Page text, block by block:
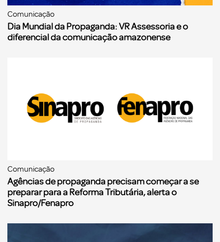
Comunicação
Dia Mundial da Propaganda: VR Assessoria e o
diferencial da comunicação amazonense
Comunicação
Agências de propaganda precisam começar a se
preparar para a Reforma Tributária, alerta o
Sinapro/Fenapro